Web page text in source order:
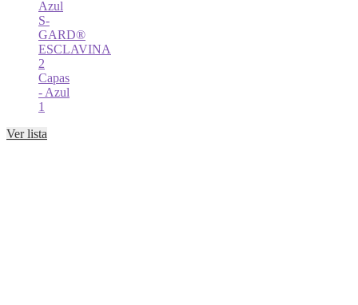
S-
GARD®
ESCLAVINA
2
Capas
- Azul
1
Ver lista